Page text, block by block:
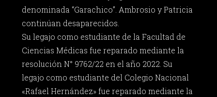
denominada “Garachico”. Ambrosio y Patricia
continúan desaparecidos.
Su legajo como estudiante de la Facultad de
Ciencias Médicas fue reparado mediante la
resolución N° 9762/22 en el año 2022. Su
legajo como estudiante del Colegio Nacional
«Rafael Hernández» fue reparado mediante la